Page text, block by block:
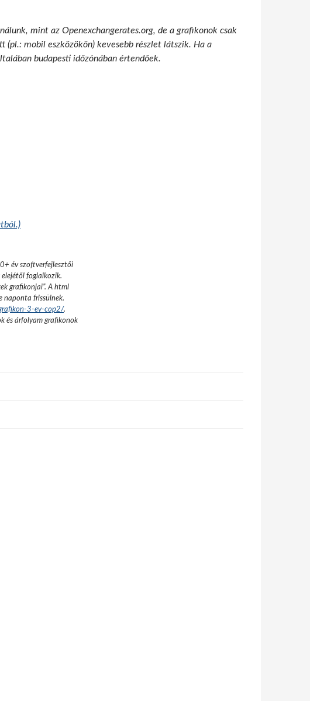
mint az Openexchangerates.org, de a grafikonok csak
mobil eszközökön) kevesebb részlet látszik. Ha a
budapesti időzónában értendőek.
év szoftverfejlesztői
foglalkozik.
grafikonjai”.A html
naponta frissülnek.
3-ev-cop2/.
és árfolyam grafikonok